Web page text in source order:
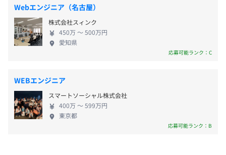
キュメント作成（設計書、手順書、テスト仕様書など）
【保守開発】
■通信機器システム更新・カスタマーサポート
・開発言語・DBなど：C／C++／Bash／Oracle Database
・OSなど：Red Hat Enterprise／Linux 7
・請負範囲：詳細設計、調査・開発、保守（カスタマーサ
ポート含）
■住宅手当
月3千～1万円を賃貸や住宅ローン費用にあてられます。
・名古屋市内の場合：月10,000円
・愛知県内で名古屋市外の場合：月5,000円
以上の方が対象です。
■通勤手当
・公共交通機関使用の場：月上限30,000円
・務地まで2km以上を徒歩または自転車で通勤する場
Webエンジニア（名古屋）
株式会社スィンク
450万 〜 500万円
愛知県
応募可能ランク：C
WEBエンジニア
スマートソーシャル株式会社
400万 〜 599万円
東京都
応募可能ランク：B